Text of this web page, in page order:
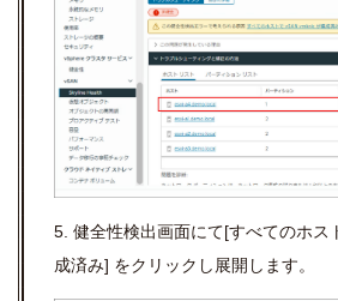
5. 健全性検出画面にて[すべてのホス
成済み] をクリックし展開します。